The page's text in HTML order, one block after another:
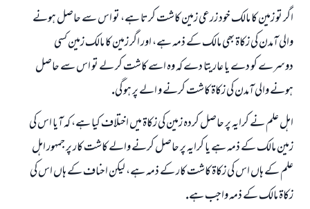
اگر تو زمين كا مالك خود زرعى زمين كاشت كرتا ہے، تو اس سے حاصل ہونے
والى آمدن كى زكاۃ بھى مالك كے ذمہ ہے، اور اگر زمين كا مالك زمين كسى
دوسرے كو دے يا عاريتا دے كہ وہ اسے كاشت كر لے تو اس سے حاصل
ہونے والى آمدن كى زكاۃ كاشت كرنے و الے پر ہو گى.
اہل علم نے كرايہ پر حاصل كردہ زمين كى زكاۃ ميں اختلاف كيا ہے، كہ آيا اس كى
زمين مالك كے ذمہ ہے يا كرايہ پر حاصل كرنے والے كاشت كار پر جمہور اہل
علم كے ہاں اس كى زكاۃ كاشت كار كے ذمہ ہے، ليكن احناف كے ہاں اس كى
زكاۃ مالك كے ذمہ واجب ہے.